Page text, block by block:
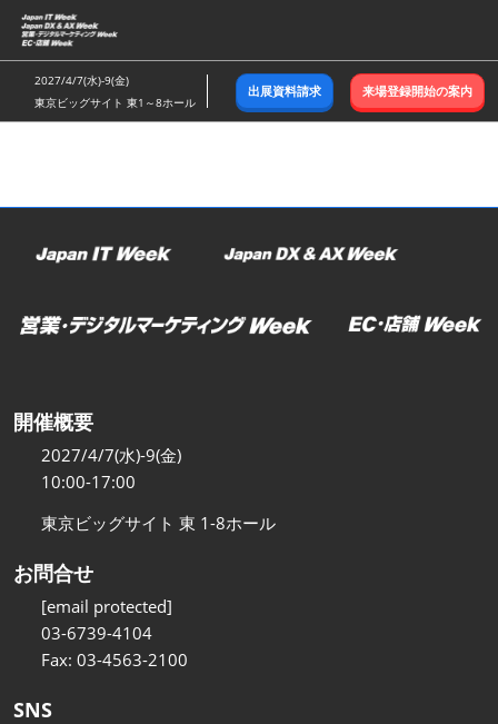
ス
キ
ッ
し
む
2027/4/7(水)-9(金)
東京ビッグサイト 東1～8ホール
出展資料請求 来場登録開始の案内
開催概要
2027/4/7(水)-9(金)
10:00-17:00
東京ビッグサイト 東 1-8ホール
お問合せ
[email protected]
03-6739-4104
Fax: 03-4563-2100
SNS